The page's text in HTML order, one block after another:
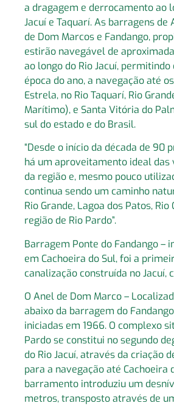
a dragagem e derrocamento ao
Jacuí e Taquarí. As barragens de
de Dom Marcos e Fandango,
estirão navegável de
ao longo do Rio Jacuí,
época do ano, a navegação até
Estrela, no Rio Taquarí, Rio
Marítimo), e Santa Vitória do
sul do estado e do Brasil.
“Desde o início da década de 90
há um aproveitamento ideal das
da região e, mesmo pouco
continua sendo um caminho
Rio Grande, Lagoa dos Patos, Rio
região de Rio Pardo”.
Barragem Ponte do Fandango –
em Cachoeira do Sul, foi a
canalização construída no Jacuí,
O Anel de Dom Marco –
abaixo da barragem do
iniciadas em 1966. O complexo
Pardo se constitui no segundo
do Rio Jacuí, através da criação
para a navegação até Cachoeira
barramento introduziu um
metros, transposto através de